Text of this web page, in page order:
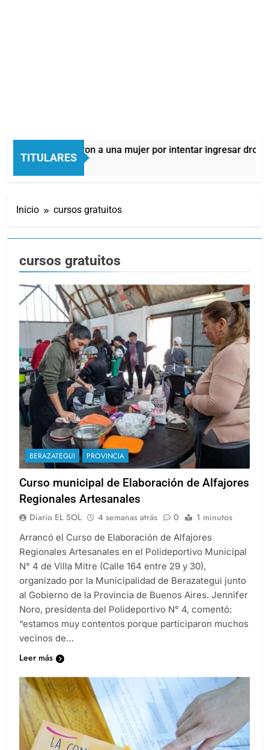
TITULARES
detuvieron a una mujer por intentar ingresar droga a
Atrás
Inicio cursos gratuitos
cursos gratuitos
BERAZATEGUI PROVINCIA
Curso municipal de Elaboración de Alfajores
Regionales Artesanales
Diario EL SOL 4 semanas atrás 0 1 minutos
Arrancó el Curso de Elaboración de Alfajores
Regionales Artesanales en el Polideportivo Municipal
N° 4 de Villa Mitre (Calle 164 entre 29 y 30),
organizado por la Municipalidad de Berazategui junto
al Gobierno de la Provincia de Buenos Aires. Jennifer
Noro, presidenta del Polideportivo N° 4, comentó:
“estamos muy contentos porque participaron muchos
vecinos de…
Leer más